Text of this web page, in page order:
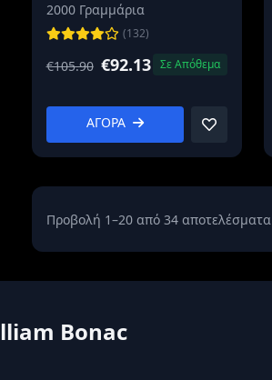
2000 Γραμμάρια
(132)
€105.90 €92.13 Σε Απόθεμα
ΑΓΟΡΑ
Προβολή 1–20 από 34 αποτελέσματα
Bonac